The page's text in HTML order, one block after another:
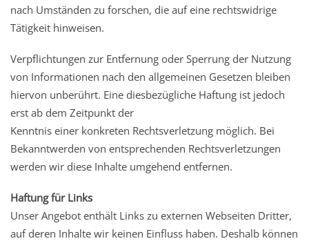
nach Umständen zu forschen, die auf eine rechtswidrige
Tätigkeit hinweisen.
Verpflichtungen zur Entfernung oder Sperrung der Nutzung
von Informationen nach den allgemeinen Gesetzen bleiben
hiervon unberührt. Eine diesbezügliche Haftung ist jedoch
erst ab dem Zeitpunkt der
Kenntnis einer konkreten Rechtsverletzung möglich. Bei
Bekanntwerden von entsprechenden Rechtsverletzungen
werden wir diese Inhalte umgehend entfernen.
Haftung für Links
Unser Angebot enthält Links zu externen Webseiten Dritter,
auf deren Inhalte wir keinen Einfluss haben. Deshalb können